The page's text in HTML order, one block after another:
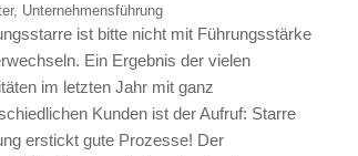
, Unternehmensführung
ist bitte nicht mit Führungsstärke
Ein Ergebnis der vielen
im letzten Jahr mit ganz
Kunden ist der Aufruf: Starre
erstickt gute Prozesse! Der